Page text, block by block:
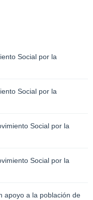
Social por la
Social por la
Social por la
Social por la
apoyo a la población de